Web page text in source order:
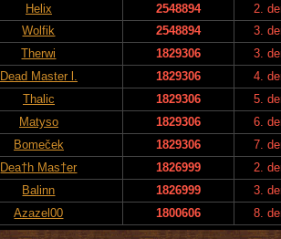
Helix 2548894
2.
Wolfik 2548894
3.
Therwi 1829306
3.
Dead Master l. 1829306
4.
Thalic 1829306
5.
Matyso 1829306
6.
Bomeček 1829306
7.
Dea†h Mas†er 1826999
2.
Balinn 1826999
3.
Azazel00 1800606 8.